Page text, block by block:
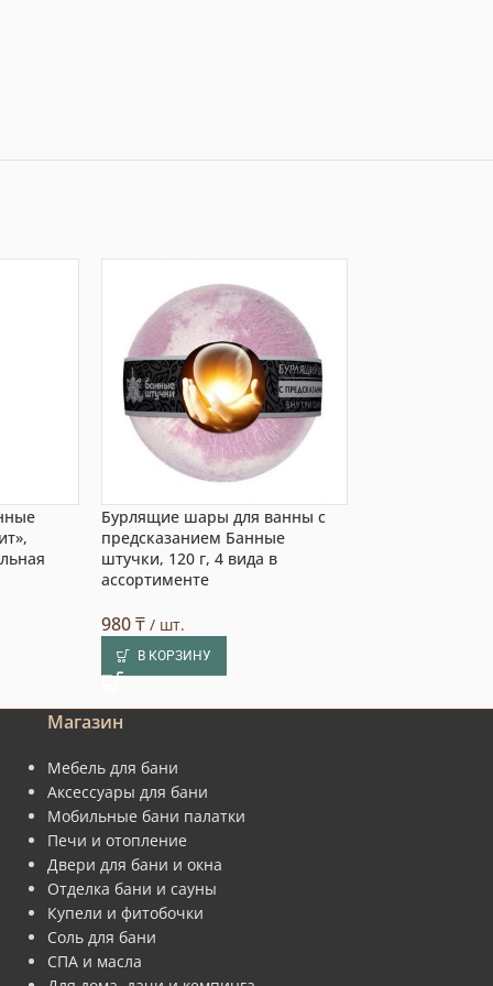
Бурлящие шары для ванны с
предсказанием Банные
штучки, 120 г, 4 вида в
ассортименте
980₸/ шт.
В КОРЗИНУ
Магазин
Мебель для бани
Аксессуары для бани
Мобильные бани палатки
Печи и отопление
Двери для бани и окна
Отделка бани и сауны
Купели и фитобочки
Соль для бани
СПА и масла